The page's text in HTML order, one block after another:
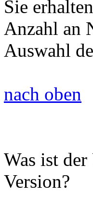
Sie
Anzahl an
Auswahl
nach oben
Was ist
Version?